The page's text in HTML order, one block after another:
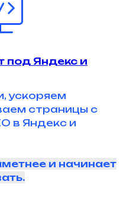
под Яндекс и
ускоряем
страницы с
в Яндекс и
и начинает